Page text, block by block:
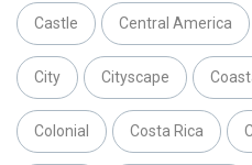
Castle Central America
City Cityscape
Colonial Costa Rica